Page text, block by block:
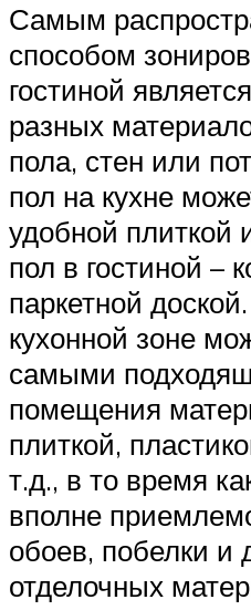
Самым
способом
гостиной
разных
пола, стен или
пол на кухне
удобной плиткой
пол в гостиной –
паркетной
кухонной зоне
самыми
помещения
плиткой,
т.д., в то время
вполне
обоев, побелки и
отделочных